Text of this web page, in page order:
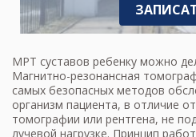
МРТ суставов ребенку можно
Магнитно-резонансная
самых безопасных методов
организм пациента, в отличие
томографии или рентгена, не
лучевой нагрузке. Принцип